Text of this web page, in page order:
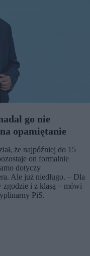
go nie
opamiętanie
że najpóźniej do 15
on formalnie
dotyczy
Ale już niedługo. – Dla
zgodzie i z klasą – mówi
PiS.